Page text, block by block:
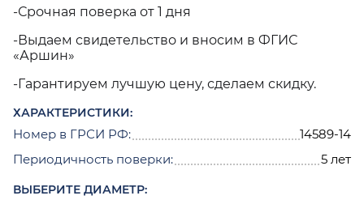
-Срочная поверка от 1 дня
-Выдаем свидетельство и вносим в ФГИС
«Аршин»
-Гарантируем лучшую цену, сделаем скидку.
ХАРАКТЕРИСТИКИ:
Номер в ГРСИ РФ:
14589-14
Периодичность поверки:
5 лет
ВЫБЕРИТЕ ДИАМЕТР: